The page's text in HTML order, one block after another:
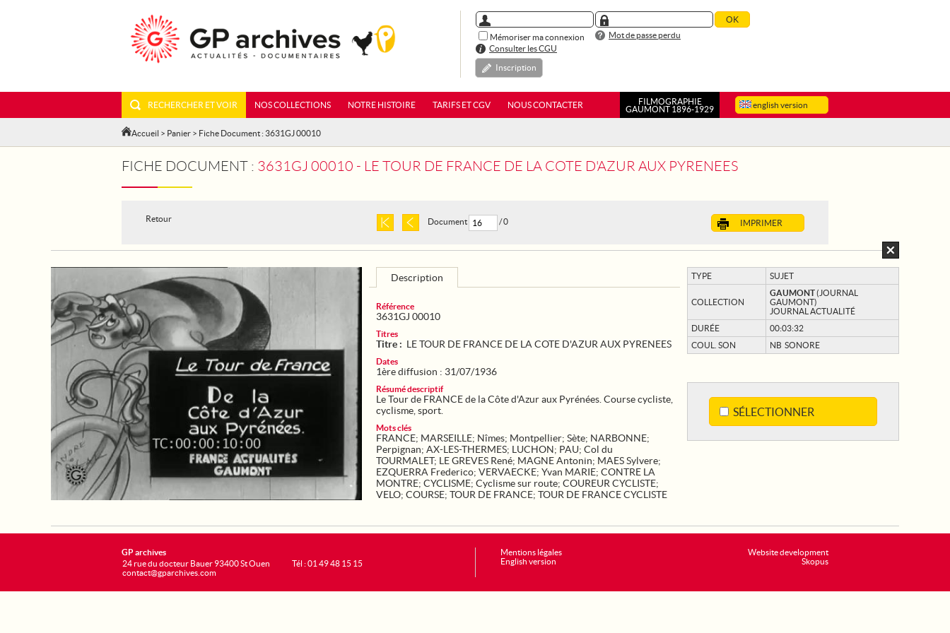
Mémoriser ma connexion
Mot de passe perdu
Consulter les CGU
Inscription
english version
RECHERCHER ET VOIR NOS COLLECTIONS NOTRE HISTOIRE TARIFS ET CGV NOUS CONTACTER
FILMOGRAPHIE
GAUMONT 1896-1929
Accueil > Panier > Fiche Document : 3631GJ 00010
FICHE DOCUMENT : 3631GJ 00010 - LE TOUR DE FRANCE DE LA COTE D'AZUR AUX PYRENEES
Retour IMPRIMER
Document / 0
TYPE SUJET
COLLECTION
GAUMONT(JOURNAL
GAUMONT)
JOURNAL ACTUALITÉ
DURÉE
00:03:32
COUL. SON
NB SONORE
SÉLECTIONNER
Description
Référence
3631GJ 00010
Titres
Titre : LE TOUR DE FRANCE DE LA COTE D'AZUR AUX PYRENEES
Dates
1ère diffusion : 31/07/1936
Résumé descriptif
Le Tour de FRANCE de la Côte d'Azur aux Pyrénées. Course cycliste,
cyclisme, sport.
Mots clés
FRANCE; MARSEILLE; Nîmes; Montpellier; Sète; NARBONNE;
Perpignan; AX-LES-THERMES; LUCHON; PAU; Col du
TOURMALET; LE GREVES René; MAGNE Antonin; MAES Sylvere;
EZQUERRA Frederico; VERVAECKE; Yvan MARIE; CONTRE LA
MONTRE; CYCLISME; Cyclisme sur route; COUREUR CYCLISTE;
VELO; COURSE; TOUR DE FRANCE; TOUR DE FRANCE CYCLISTE
Website development
Skopus
GP archives
24 rue du docteur Bauer 93400 St Ouen
contact@gparchives.com
Tél : 01 49 48 15 15
Mentions légales
English version